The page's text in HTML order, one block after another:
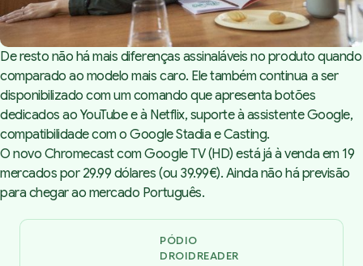
De resto não há mais diferenças assinaláveis no produto quando
comparado ao modelo mais caro. Ele também continua a ser
disponibilizado com um comando que apresenta botões
dedicados ao YouTube e à Netflix, suporte à assistente Google,
compatibilidade com o Google Stadia e Casting.
O novo Chromecast com Google TV (HD) está já à venda em 19
mercados por 29.99 dólares (ou 39.99€). Ainda não há previsão
para chegar ao mercado Português.
PÓDIO
DROIDREADER